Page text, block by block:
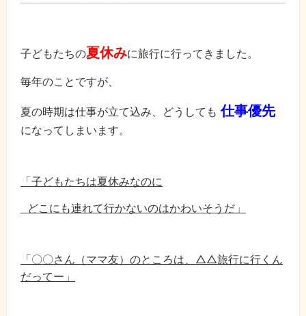
子どもたちの夏休みに旅行に行ってきました。
毎年のことですが、
夏の時期は仕事が立て込み、どうしても仕事優先
になってしまいます。
「子どもたちは夏休みなのに
どこにも連れて行かないのはかわいそうだ」
「〇〇さん（ママ友）のところは、△△旅行に行くん
だってー」